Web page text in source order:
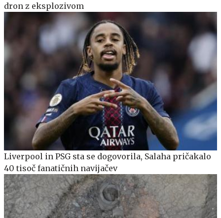
dron z eksplozivom
Liverpool in PSG sta se dogovorila, Salaha pričakalo
40 tisoč fanatičnih navijačev